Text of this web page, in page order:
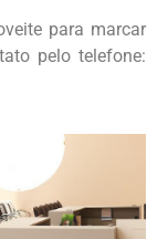
para marcar
pelo telefone: